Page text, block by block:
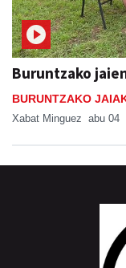
Buruntzako
BURUNTZAKO
Xabat Minguez abu 04